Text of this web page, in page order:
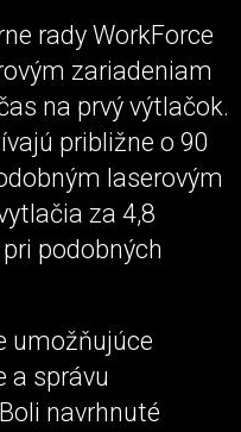
rady WorkForce
zariadeniam
na prvý výtlačok.
približne o 90
laserovým
za 4,8
podobných
umožňujúce
a správu
navrhnuté